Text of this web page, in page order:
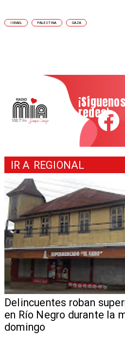
ISRAEL PALESTINA GAZA
redes!
IR A REGIONAL
Delincuentes roban
en Río Negro durante la
domingo